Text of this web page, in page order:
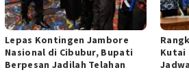
Lepas Kontingen Jambore
Nasional di Cibubur, Bupati
Berpesan Jadilah Telahan
Kutai